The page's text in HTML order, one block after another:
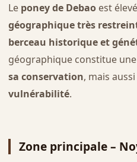
Le poney de Debaoest
géographique très
berceau historique et
géographique constitue une
sa conservation, mais
vulnérabilité.
Zone principale –